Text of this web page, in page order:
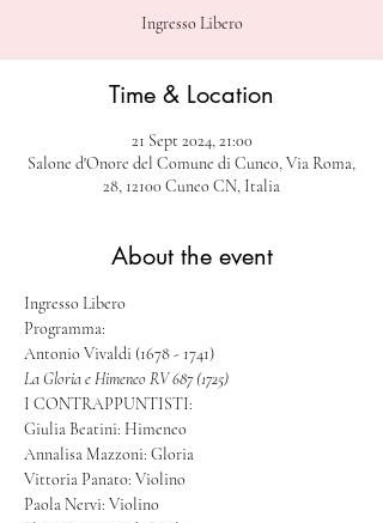
Ingresso Libero
Time & Location
21 Sept 2024, 21:00
Salone d'Onore del Comune di Cuneo, Via Roma,
28, 12100 Cuneo CN, Italia
About the event
Ingresso Libero
Programma:
Antonio Vivaldi (1678 - 1741)
La Gloria e Himeneo RV 687 (1725)
I CONTRAPPUNTISTI:
Giulia Beatini: Himeneo
Annalisa Mazzoni: Gloria
Vittoria Panato: Violino
Paola Nervi: Violino